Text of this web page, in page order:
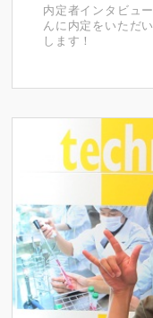
内定者インタビュ
んに内定をいただ
します！